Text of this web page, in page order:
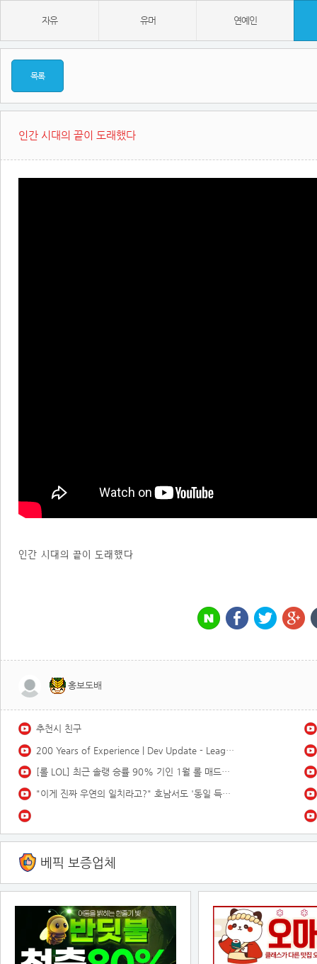
자유 유머 연예인
목록
인간 시대의 끝이 도래했다
인간 시대의 끝이 도래했다
홍보도배
추천시 친구
200 Years of Experience | Dev Update - League of Legends
[롤 LOL] 최근 솔랭 승률 90% 기인 1월 롤 매드무비 | GEN Kiin Montage 2026
"이게 진짜 우연의 일치라고?" 호남서도 '동일 득표' 논란..해명에도 "선관위 못 믿겠다" 신뢰 바닥 (자막뉴스) / SBS
베픽 보증업체